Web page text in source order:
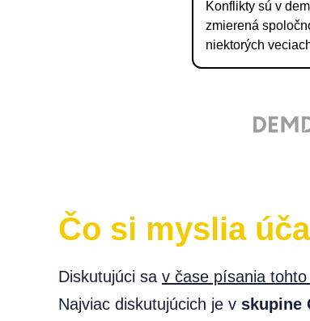
Čo si myslia
Diskutujúci sa v čase písania tohto
Najviac diskutujúcich je v skupine